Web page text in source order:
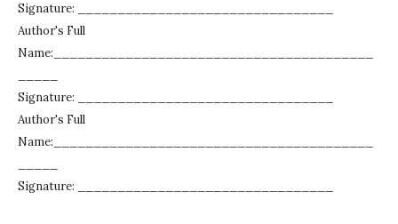
Signature: ________________________________
Author's Full
Name:________________________________________
Signature: ________________________________
Author's Full
Name:________________________________________
Signature: ________________________________